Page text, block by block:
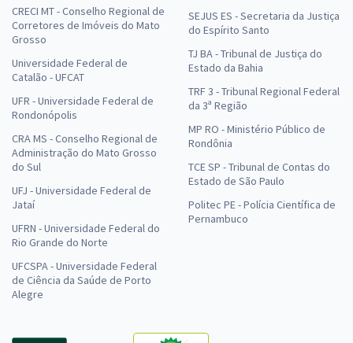
CRECI MT - Conselho Regional de
Corretores de Imóveis do Mato
Grosso
Universidade Federal de
Catalão - UFCAT
UFR - Universidade Federal de
Rondonópolis
CRA MS - Conselho Regional de
Administração do Mato Grosso
do Sul
UFJ - Universidade Federal de
Jataí
UFRN - Universidade Federal do
Rio Grande do Norte
UFCSPA - Universidade Federal
de Ciência da Saúde de Porto
Alegre
SEJUS ES - Secretaria da Justiça
do Espírito Santo
TJ BA - Tribunal de Justiça do
Estado da Bahia
TRF 3 - Tribunal Regional Federal
da 3ª Região
MP RO - Ministério Público de
Rondônia
TCE SP - Tribunal de Contas do
Estado de São Paulo
Politec PE - Polícia Científica de
Pernambuco